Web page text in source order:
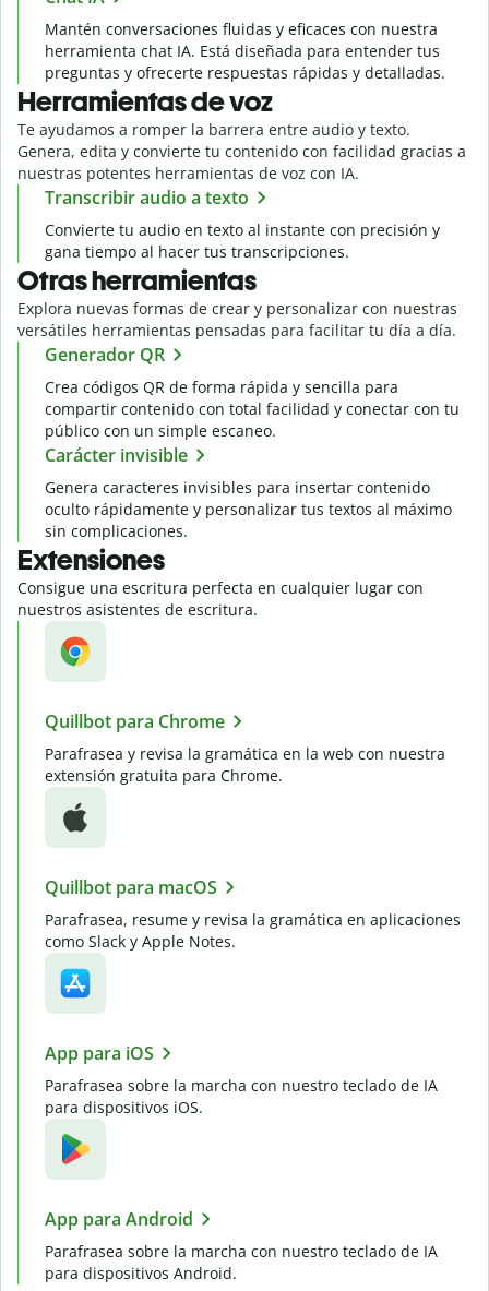
Mantén conversaciones fluidas y eficaces con nuestra
herramienta chat IA. Está diseñada para entender tus
preguntas y ofrecerte respuestas rápidas y detalladas.
Herramientas de voz
Te ayudamos a romper la barrera entre audio y texto.
Genera, edita y convierte tu contenido con facilidad gracias a
nuestras potentes herramientas de voz con IA.
Transcribir audio a texto
Convierte tu audio en texto al instante con precisión y
gana tiempo al hacer tus transcripciones.
Otras herramientas
Explora nuevas formas de crear y personalizar con nuestras
versátiles herramientas pensadas para facilitar tu día a día.
Generador QR
Crea códigos QR de forma rápida y sencilla para
compartir contenido con total facilidad y conectar con tu
público con un simple escaneo.
Carácter invisible
Genera caracteres invisibles para insertar contenido
oculto rápidamente y personalizar tus textos al máximo
sin complicaciones.
Extensiones
Consigue una escritura perfecta en cualquier lugar con
nuestros asistentes de escritura.
Quillbot para Chrome
Parafrasea y revisa la gramática en la web con nuestra
extensión gratuita para Chrome.
Quillbot para macOS
Parafrasea, resume y revisa la gramática en aplicaciones
como Slack y Apple Notes.
App para iOS
Parafrasea sobre la marcha con nuestro teclado de IA
para dispositivos iOS.
App para Android
Parafrasea sobre la marcha con nuestro teclado de IA
para dispositivos Android.